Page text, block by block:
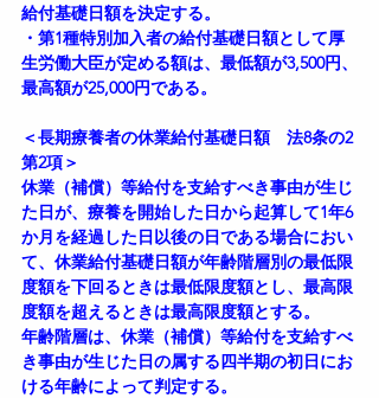
給付基礎日額を決定する。
・第1種特別加入者の給付基礎日額として厚
生労働大臣が定める額は、最低額が3,500円、
最高額が25,000円である。
＜長期療養者の休業給付基礎日額　法8条の2
第2項＞
休業（補償）等給付を支給すべき事由が生じ
た日が、療養を開始した日から起算して1年6
か月を経過した日以後の日である場合におい
て、休業給付基礎日額が年齢階層別の最低限
度額を下回るときは最低限度額とし、最高限
度額を超えるときは最高限度額とする。
年齢階層は、休業（補償）等給付を支給すべ
き事由が生じた日の属する四半期の初日にお
ける年齢によって判定する。